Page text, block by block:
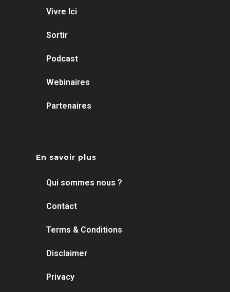
Vivre Ici
Sortir
Podcast
Webinaires
Partenaires
En savoir plus
Qui sommes nous ?
Contact
Terms & Conditions
Disclaimer
Privacy